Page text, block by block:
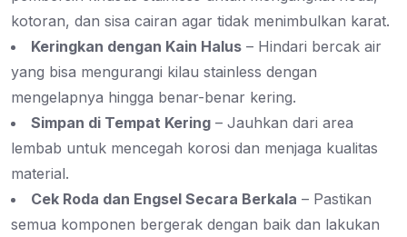
kotoran, dan sisa cairan agar tidak menimbulkan karat.
Keringkan dengan Kain Halus – Hindari bercak air
yang bisa mengurangi kilau stainless dengan
mengelapnya hingga benar-benar kering.
Simpan di Tempat Kering – Jauhkan dari area
lembab untuk mencegah korosi dan menjaga kualitas
material.
Cek Roda dan Engsel Secara Berkala – Pastikan
semua komponen bergerak dengan baik dan lakukan